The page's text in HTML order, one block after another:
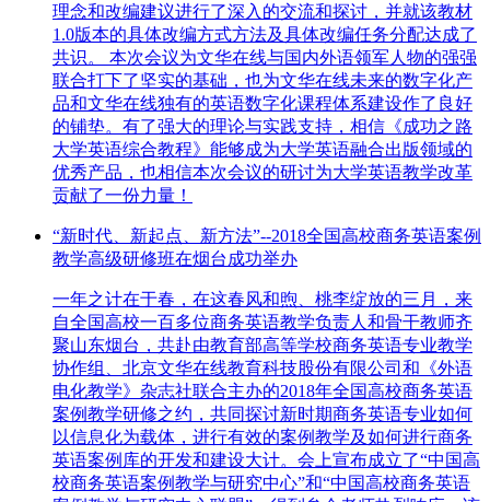
理念和改编建议进行了深入的交流和探讨，并就该教材
1.0版本的具体改编方式方法及具体改编任务分配达成了
共识。 本次会议为文华在线与国内外语领军人物的强强
联合打下了坚实的基础，也为文华在线未来的数字化产
品和文华在线独有的英语数字化课程体系建设作了良好
的铺垫。有了强大的理论与实践支持，相信《成功之路
大学英语综合教程》能够成为大学英语融合出版领域的
优秀产品，也相信本次会议的研讨为大学英语教学改革
贡献了一份力量！
“新时代、新起点、新方法”--2018全国高校商务英语案例
教学高级研修班在烟台成功举办
一年之计在于春，在这春风和煦、桃李绽放的三月，来
自全国高校一百多位商务英语教学负责人和骨干教师齐
聚山东烟台，共赴由教育部高等学校商务英语专业教学
协作组、北京文华在线教育科技股份有限公司和《外语
电化教学》杂志社联合主办的2018年全国高校商务英语
案例教学研修之约，共同探讨新时期商务英语专业如何
以信息化为载体，进行有效的案例教学及如何进行商务
英语案例库的开发和建设大计。会上宣布成立了“中国高
校商务英语案例教学与研究中心”和“中国高校商务英语